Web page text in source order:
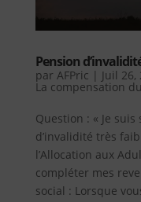
Pension
par AFPric | Juil 26,
La compensation
Question : « Je
d’invalidité très
l’Allocation aux
compléter mes
social : Lorsque